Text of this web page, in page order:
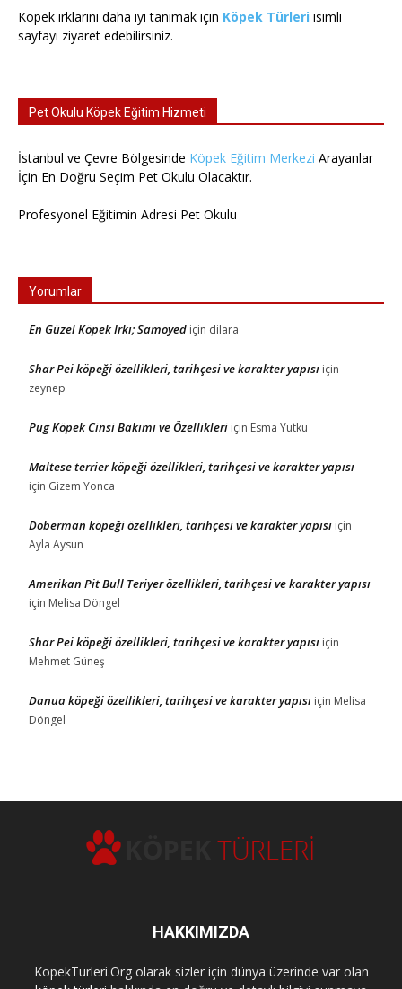
Köpek ırklarını daha iyi tanımak için Köpek Türleri isimli
sayfayı ziyaret edebilirsiniz.
Pet Okulu Köpek Eğitim Hizmeti
İstanbul ve Çevre Bölgesinde Köpek Eğitim Merkezi Arayanlar
İçin En Doğru Seçim Pet Okulu Olacaktır.
Profesyonel Eğitimin Adresi Pet Okulu
Yorumlar
En Güzel Köpek Irkı; Samoyed için dilara
Shar Pei köpeği özellikleri, tarihçesi ve karakter yapısı için
zeynep
Pug Köpek Cinsi Bakımı ve Özellikleri için Esma Yutku
Maltese terrier köpeği özellikleri, tarihçesi ve karakter yapısı
için Gizem Yonca
Doberman köpeği özellikleri, tarihçesi ve karakter yapısı için
Ayla Aysun
Amerikan Pit Bull Teriyer özellikleri, tarihçesi ve karakter yapısı
için Melisa Döngel
Shar Pei köpeği özellikleri, tarihçesi ve karakter yapısı için
Mehmet Güneş
Danua köpeği özellikleri, tarihçesi ve karakter yapısı için Melisa
Döngel
HAKKIMIZDA
KopekTurleri.Org olarak sizler için dünya üzerinde var olan